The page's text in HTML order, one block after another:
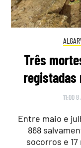
Três
registadas
11:00
Entre maio e
868
socorros e